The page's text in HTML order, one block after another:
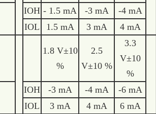
IOH - 1.5 mA -3 mA
-4 mA
IOL
1.5 mA 3 mA 4 mA
1.8 V±10
%
2.5
V±10 %
3.3
V±10
%
IOH -3 mA -4 mA
-6 mA
IOL
3 mA 4 mA 6 mA